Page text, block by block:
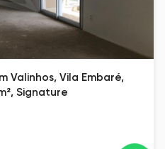
Valinhos, Vila Embaré,
Signature